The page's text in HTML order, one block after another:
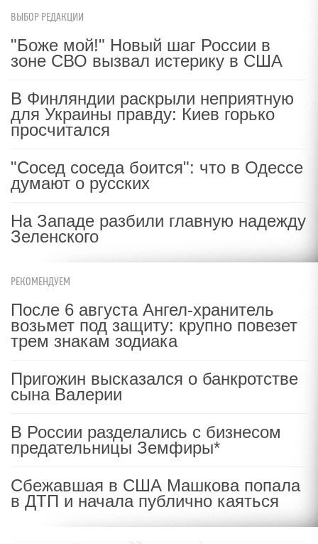
ВЫБОР РЕДАКЦИИ
"Боже мой!" Новый шаг России в
зоне СВО вызвал истерику в США
В Финляндии раскрыли неприятную
для Украины правду: Киев горько
просчитался
"Сосед соседа боится": что в Одессе
думают о русских
На Западе разбили главную надежду
Зеленского
РЕКОМЕНДУЕМ
После 6 августа Ангел-хранитель
возьмет под защиту: крупно повезет
трем знакам зодиака
Пригожин высказался о банкротстве
сына Валерии
В России разделались с бизнесом
предательницы Земфиры*
Сбежавшая в США Машкова попала
в ДТП и начала публично каяться